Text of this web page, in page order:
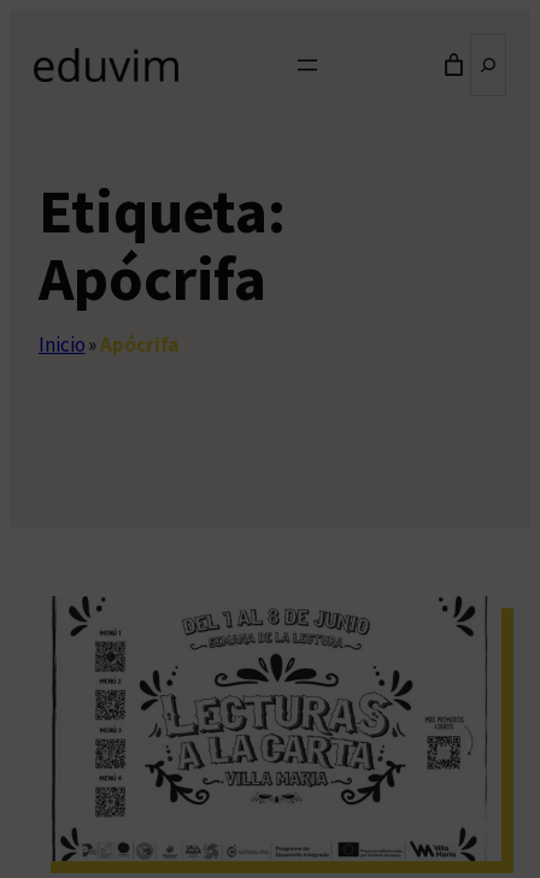
contenido
Etiqueta:
Apócrifa
Inicio»Apócrifa